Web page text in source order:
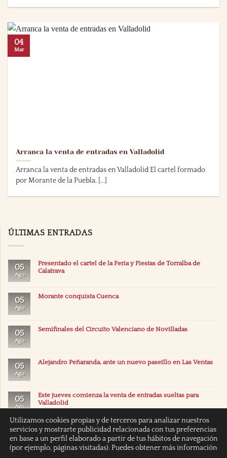
Arranca la venta de entradas en Valladolid
Arranca la venta de entradas en Valladolid El cartel formado
por Morante de la Puebla, [...]
04
Mar
ÚLTIMAS ENTRADAS
05
Ago
Presentado el cartel de la Feria y Fiestas de Torralba de
Calatrava
05
Ago
Morante conquista Cuenca
05
Ago
Semifinales del Circuito Valenciano de Novilladas
05
Ago
Alejandro Peñaranda, ante un nuevo paseíllo en Las Ventas
05
Ago
Este jueves comienza la venta de entradas sueltas para
Valladolid
Utilizamos cookies propias y de terceros para analizar nuestros
servicios y mostrarte publicidad relacionada con tus preferencias
en base a un perfil elaborado a partir de tus hábitos de navegación
(por ejemplo, páginas visitadas). Puedes obtener más información